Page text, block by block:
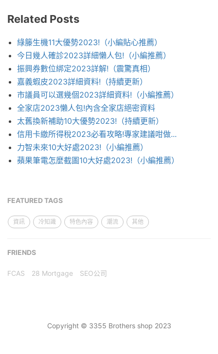
Related Posts
綠籐生機11大優勢2023!（小編貼心推薦）
今日幾人確診2023詳細懶人包!（小編推薦）
振興券數位綁定2023詳解!（震驚真相）
嘉義蝦皮2023詳細資料!（持續更新）
市議員可以選幾個2023詳細資料!（小編推薦）
全家店2023懶人包!內含全家店絕密資料
太舊換新補助10大優勢2023!（持續更新）
信用卡繳所得稅2023必看攻略!專家建議咁做...
力智未來10大好處2023!（小編推薦）
蘋果筆電怎麼截圖10大好處2023!（小編推薦）
FEATURED TAGS
資訊 冷知識 特色內容 潮流 其他
FRIENDS
FCAS 28 Mortgage SEO公司
Copyright © 3355 Brothers shop 2023